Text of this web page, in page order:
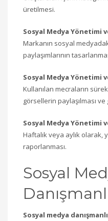
üretilmesi.
Sosyal Medya Yönetimi
Markanın sosyal
paylaşımlarının
Sosyal Medya Yönetimi
Kullanılan mecraların
görsellerin paylaşılması
Sosyal Medya Yönetimi
Haftalık veya aylık olarak,
raporlanması.
Sosyal
Sosyal medya